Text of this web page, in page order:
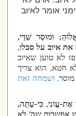
אומר לאיוב
וּמוּסַר שַׁדַּי,
איוב על סבלו,
טוען שאיוב
הוא צריך
, ושמחה זאת
עֲו‍ֹנִי, כִּי-עַתָּה,